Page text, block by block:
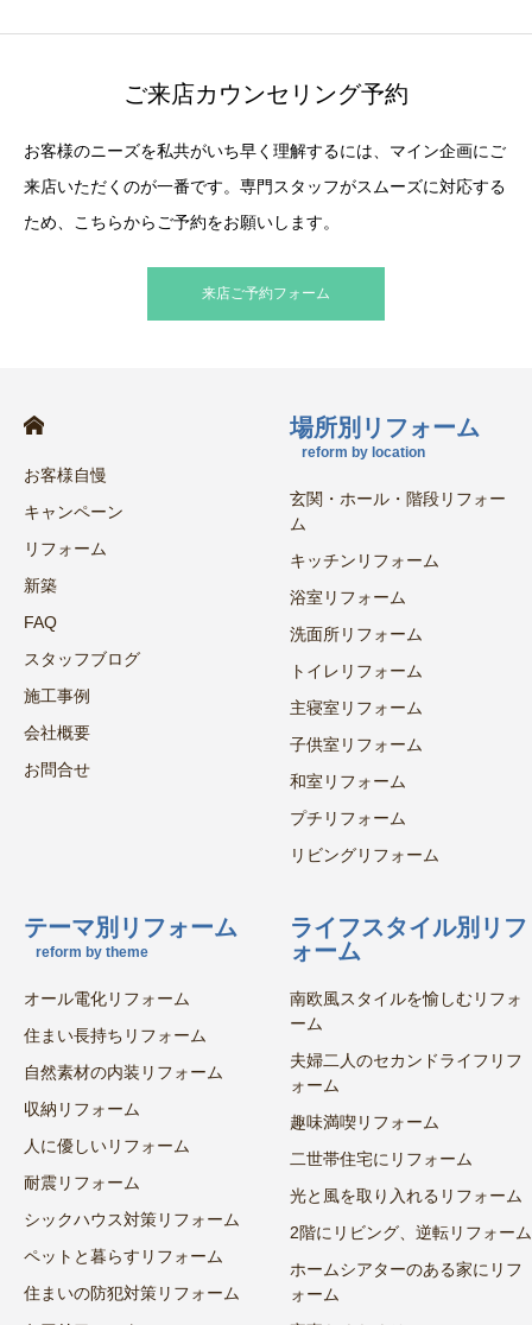
ご来店カウンセリング予約
お客様のニーズを私共がいち早く理解するには、マイン企画にご
来店いただくのが一番です。専門スタッフがスムーズに対応する
ため、こちらからご予約をお願いします。
来店ご予約フォーム
お客様自慢
キャンペーン
リフォーム
新築
FAQ
スタッフブログ
施工事例
会社概要
お問合せ
場所別リフォーム
reform by location
玄関・ホール・階段リフォー
ム
キッチンリフォーム
浴室リフォーム
洗面所リフォーム
トイレリフォーム
主寝室リフォーム
子供室リフォーム
和室リフォーム
プチリフォーム
リビングリフォーム
テーマ別リフォーム
reform by theme
オール電化リフォーム
住まい長持ちリフォーム
自然素材の内装リフォーム
収納リフォーム
人に優しいリフォーム
耐震リフォーム
シックハウス対策リフォーム
ペットと暮らすリフォーム
住まいの防犯対策リフォーム
ライフスタイル別リフ
ォーム
南欧風スタイルを愉しむリフォ
ーム
夫婦二人のセカンドライフリフ
ォーム
趣味満喫リフォーム
二世帯住宅にリフォーム
光と風を取り入れるリフォーム
2階にリビング、逆転リフォーム
ホームシアターのある家にリフ
ォーム